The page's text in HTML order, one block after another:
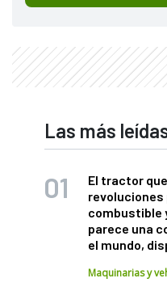
Las más
El tractor
revoluciones
combustible
parece una
el mundo,
Maquinarias y